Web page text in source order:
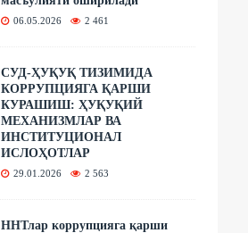
06.05.2026 2 461
СУД-ҲУҚУҚ ТИЗИМИДА
КОРРУПЦИЯГА ҚАРШИ
КУРАШИШ: ҲУҚУҚИЙ
МЕХАНИЗМЛАР ВА
ИНСТИТУЦИОНАЛ
ИСЛОҲОТЛАР
29.01.2026 2 563
ННТлар коррупцияга қарши